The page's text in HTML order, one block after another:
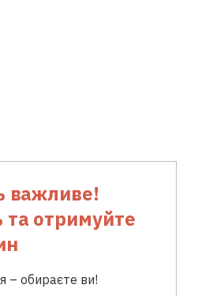
важливе!
та отримуйте
обираєте ви!